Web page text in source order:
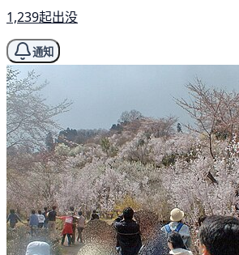
1,239起出没
通知